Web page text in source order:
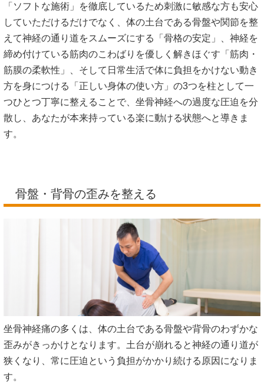
「ソフトな施術」を徹底しているため刺激に敏感な方も安心
していただけるだけでなく、体の土台である骨盤や関節を整
えて神経の通り道をスムーズにする「骨格の安定」、神経を
締め付けている筋肉のこわばりを優しく解きほぐす「筋肉・
筋膜の柔軟性」、そして日常生活で体に負担をかけない動き
方を身につける「正しい身体の使い方」の3つを柱として一
つひとつ丁寧に整えることで、坐骨神経への過度な圧迫を分
散し、あなたが本来持っている楽に動ける状態へと導きま
す。
骨盤・背骨の歪みを整える
坐骨神経痛の多くは、体の土台である骨盤や背骨のわずかな
歪みがきっかけとなります。土台が崩れると神経の通り道が
狭くなり、常に圧迫という負担がかかり続ける原因になりま
す。